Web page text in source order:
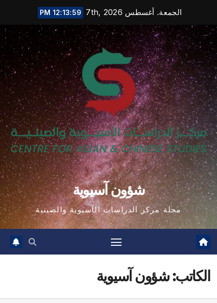
content
الجمعة. أغسطس 7th, 2026 12:14:00 PM
شؤون آسيوية
مجلة مركز الدراسات الآسيوية والصينية
الكاتب:شؤون آسيوية